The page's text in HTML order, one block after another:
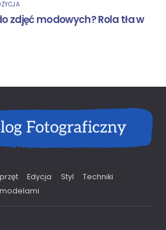
zdjęć modowych? Rola tła w
Edycja Styl
Techniki